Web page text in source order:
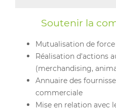
Soutenir la
Mutualisation de
Réalisation d'actions
(merchandising,
Annuaire des
commerciale
Mise en relation avec